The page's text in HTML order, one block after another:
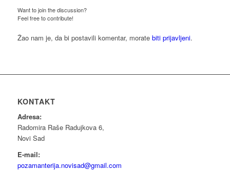
Want to join the discussion?
Feel free to contribute!
Žao nam je, da bi postavili komentar, morate biti prijavljeni.
KONTAKT
Adresa:
Radomira Raše Radujkova 6,
Novi Sad
E-mail:
pozamanterija.novisad@gmail.com